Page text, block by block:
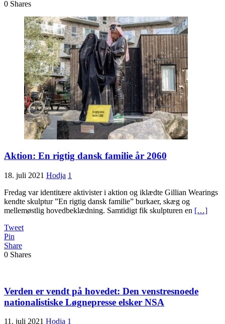
0 Shares
Aktion: En rigtig dansk familie år 2060
18. juli 2021 Hodja 1
Fredag var identitære aktivister i aktion og iklædte Gillian Wearings
kendte skulptur ”En rigtig dansk familie” burkaer, skæg og
mellemøstlig hovedbeklædning. Samtidigt fik skulpturen en […]
Tweet
Pin
Share
0 Shares
Verden er vendt på hovedet: Den venstresnoede
nationalistiske Løgnepresse elsker NSA
11. juli 2021 Hodja 1